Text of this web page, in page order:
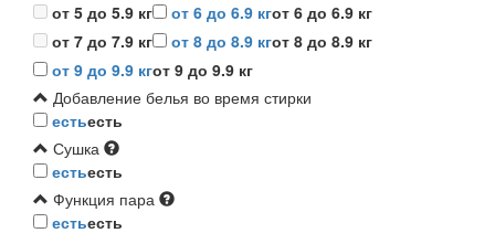
от 5 до 5.9 кг
от 6 до 6.9 кгот 6 до 6.9 кг
от 7 до 7.9 кг
от 8 до 8.9 кгот 8 до 8.9 кг
от 9 до 9.9 кгот 9 до 9.9 кг
Добавление белья во время стирки
естьесть
Сушка
естьесть
Функция пара
естьесть